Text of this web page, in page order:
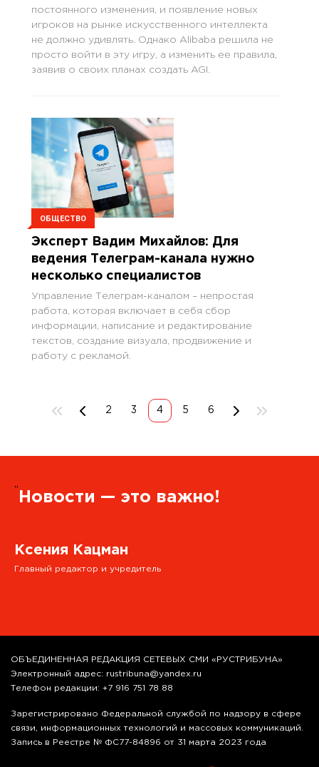
постоянного изменения, и появление новых
игроков на рынке искусственного интеллекта
не должно удивлять. Однако Alibaba решила не
просто войти в эту игру, а изменить ее правила,
заявив о своих планах создать AGI.
ОБЩЕСТВО
Эксперт Вадим Михайлов: Для
ведения Телеграм-канала нужно
несколько специалистов
Управление Телеграм-каналом – непростая
работа, которая включает в себя сбор
информации, написание и редактирование
текстов, создание визуала, продвижение и
работу с рекламой.
2 3 4 5 6
” Новости — это важно!
Ксения Кацман
Главный редактор и учредитель
ОБЪЕДИНЕННАЯ РЕДАКЦИЯ СЕТЕВЫХ СМИ «РУСТРИБУНА»
Электронный адрес: rustribuna@yandex.ru
Телефон редакции: +7 916 751 78 88
Зарегистрировано Федеральной службой по надзору в сфере
связи, информационных технологий и массовых коммуникаций.
Запись в Реестре № ФС77-84896 от 31 марта 2023 года